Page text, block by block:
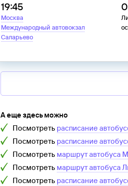
19:45
Москва
Международный автовокзал
Саларьево
А еще здесь можно
Посмотреть расписание
Посмотреть расписание
Посмотреть маршрут автобуса
Посмотреть маршрут автобуса
Посмотреть расписание